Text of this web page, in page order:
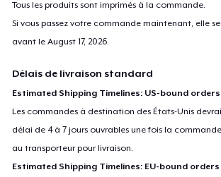
Tous les produits sont imprimés à la commande.
Si vous passez votre commande maintenant, elle
avant leAugust 17, 2026.
Délais de livraison standard
Estimated Shipping Timelines: US-bound orders
Les commandes à destination des États-Unis
délai de 4 à 7 jours ouvrables une fois la
au transporteur pour livraison.
Estimated Shipping Timelines: EU-bound orders